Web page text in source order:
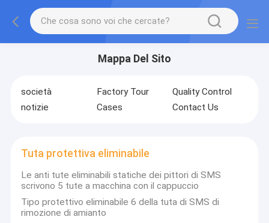
Mappa Del Sito
società Factory Tour
Quality Control
notizie
Cases Contact Us
Tuta protettiva eliminabile
Le anti tute eliminabili statiche dei pittori di SMS
scrivono 5 tute a macchina con il cappuccio
Tipo protettivo eliminabile 6 della tuta di SMS di
rimozione di amianto